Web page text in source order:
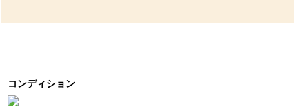
コンディション